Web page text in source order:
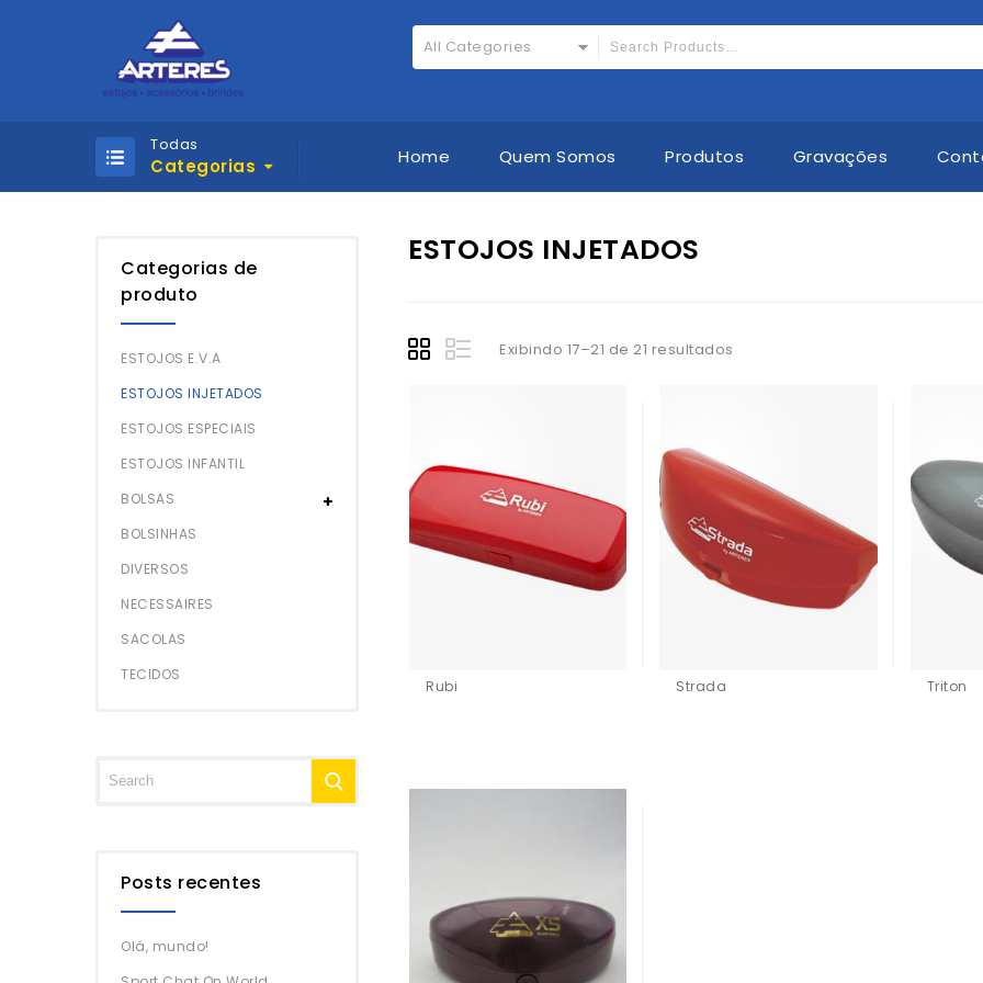
All Categories
Todas
Categorias Home Quem Somos Produtos Gravações
ESTOJOS INJETADOS
Exibindo 17–21 de 21 resultados
Rubi Strada Triton
Categorias de
produto
ESTOJOS E.V.A
ESTOJOS INJETADOS
ESTOJOS ESPECIAIS
ESTOJOS INFANTIL
BOLSAS
BOLSINHAS
DIVERSOS
NECESSAIRES
SACOLAS
TECIDOS
Posts recentes
Olá, mundo!